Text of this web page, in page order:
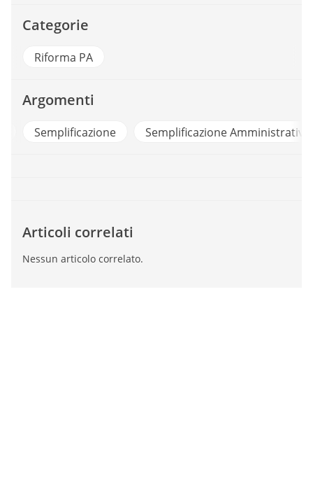
Categorie
Riforma PA
Argomenti
Semplificazione Semplificazione Amministrativa
Articoli correlati
Nessun articolo correlato.